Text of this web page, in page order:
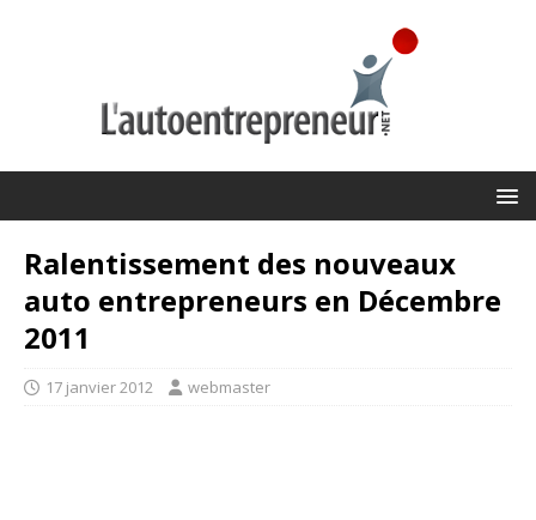
Ralentissement des nouveaux
auto entrepreneurs en Décembre
2011
17 janvier 2012 webmaster